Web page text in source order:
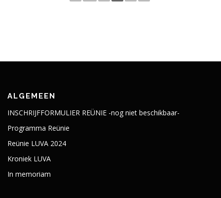
ALGEMEEN
INSCHRIJFFORMULIER REÜNIE -nog niet beschikbaar-
Programma Reünie
Reünie LUVA 2024
Kroniek LUVA
In memoriam